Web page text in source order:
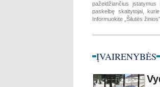
pažeidžiančius
paskelbę skaitytojai,
Informuokite „Šilutės
ĮVAIRENYBĖS